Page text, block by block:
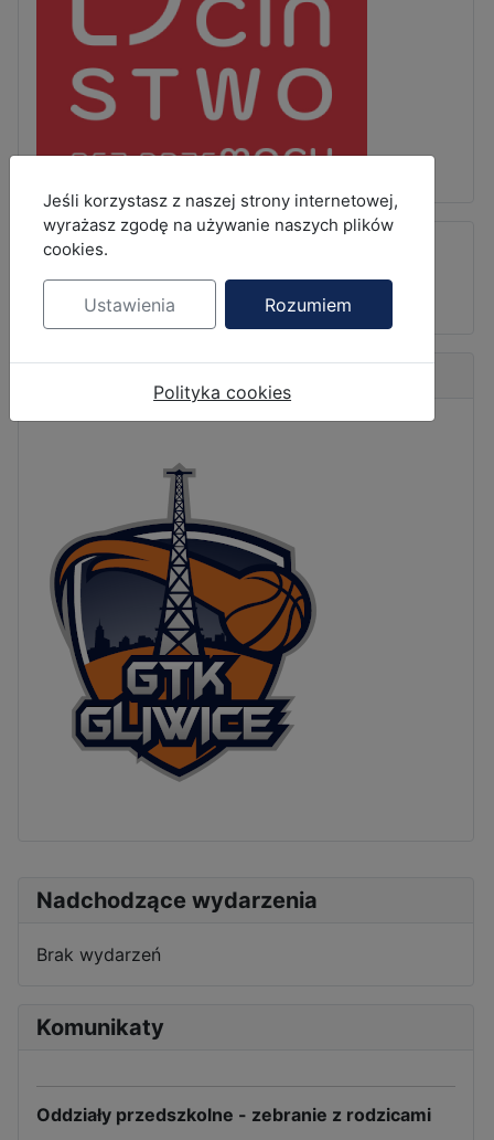
Nadchodzące wydarzenia
Brak wydarzeń
Komunikaty
Oddziały przedszkolne - zebranie z rodzicami
MOD_JBCOOKIES_LANG_HEADER_DEFAULT
Jeśli korzystasz z naszej strony internetowej,
wyrażasz zgodę na używanie naszych plików
cookies.
Ustawienia Rozumiem
Polityka cookies